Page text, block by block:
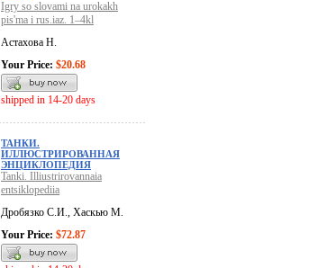
Igry so slovami na urokakh
pis'ma i rus.iaz. 1–4kl
Астахова Н.
Your Price: $20.68
shipped in 14-20 days
ТАНКИ.
ИЛЛЮСТРИРОВАННАЯ
ЭНЦИКЛОПЕДИЯ
Tanki. Illiustrirovannaia
entsiklopediia
Дробязко С.И., Хаскью М.
Your Price: $72.87